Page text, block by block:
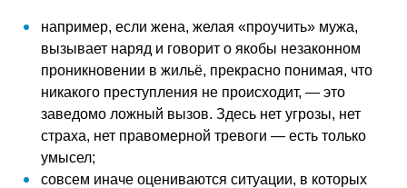
например, если жена, желая «проучить» мужа,
вызывает наряд и говорит о якобы незаконном
проникновении в жильё, прекрасно понимая, что
никакого преступления не происходит, — это
заведомо ложный вызов. Здесь нет угрозы, нет
страха, нет правомерной тревоги — есть только
умысел;
совсем иначе оцениваются ситуации, в которых